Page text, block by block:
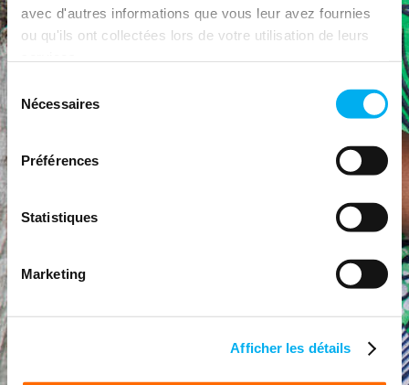
avec d'autres informations que vous leur avez fournies
ou qu'ils ont collectées lors de votre utilisation de leurs
du
consentement
Nécessaires
Préférences
Statistiques
Marketing
Afficher les détails